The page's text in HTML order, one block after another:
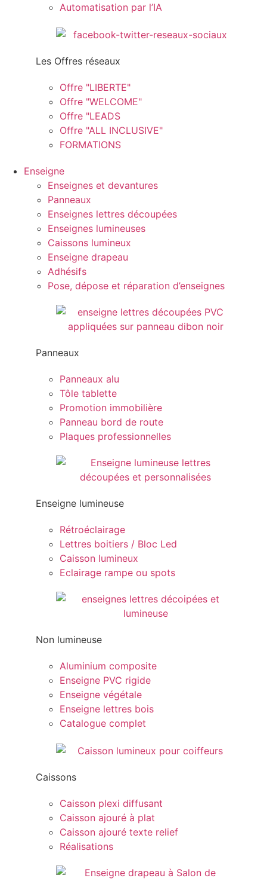
Automatisation par l’IA
Les Offres réseaux
Offre "LIBERTE"
Offre "WELCOME"
Offre "LEADS
Offre "ALL INCLUSIVE"
FORMATIONS
Enseigne
Enseignes et devantures
Panneaux
Enseignes lettres découpées
Enseignes lumineuses
Caissons lumineux
Enseigne drapeau
Adhésifs
Pose, dépose et réparation d’enseignes
Panneaux
Panneaux alu
Tôle tablette
Promotion immobilière
Panneau bord de route
Plaques professionnelles
Enseigne lumineuse
Rétroéclairage
Lettres boitiers / Bloc Led
Caisson lumineux
Eclairage rampe ou spots
Non lumineuse
Aluminium composite
Enseigne PVC rigide
Enseigne végétale
Enseigne lettres bois
Catalogue complet
Caissons
Caisson plexi diffusant
Caisson ajouré à plat
Caisson ajouré texte relief
Réalisations